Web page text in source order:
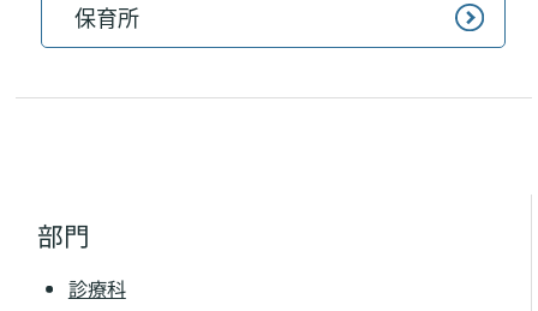
保育所
部門
診療科